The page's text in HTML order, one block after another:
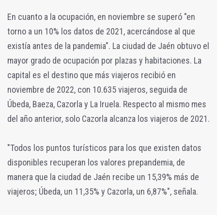
En cuanto a la ocupación, en noviembre se superó "en
torno a un 10% los datos de 2021, acercándose al que
existía antes de la pandemia". La ciudad de Jaén obtuvo el
mayor grado de ocupación por plazas y habitaciones. La
capital es el destino que más viajeros recibió en
noviembre de 2022, con 10.635 viajeros, seguida de
Úbeda, Baeza, Cazorla y La Iruela. Respecto al mismo mes
del año anterior, solo Cazorla alcanza los viajeros de 2021.
"Todos los puntos turísticos para los que existen datos
disponibles recuperan los valores prepandemia, de
manera que la ciudad de Jaén recibe un 15,39% más de
viajeros; Úbeda, un 11,35% y Cazorla, un 6,87%", señala.